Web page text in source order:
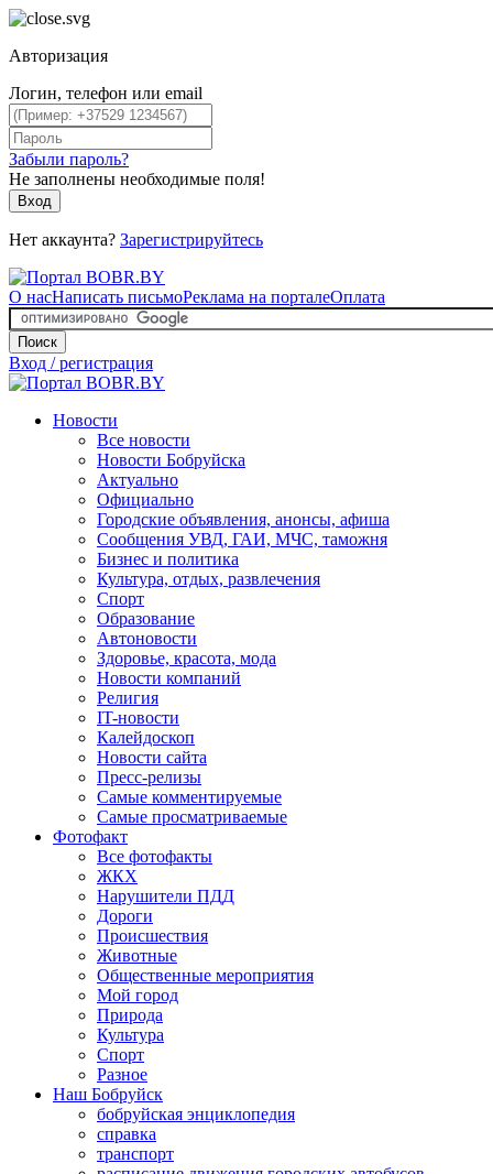
Авторизация
Логин, телефон или email
Забыли пароль?
Не заполнены необходимые поля!
Вход
Нет аккаунта? Зарегистрируйтесь
О насНаписать письмоРеклама на порталеОплата
Поиск
Вход / регистрация
Новости
Все новости
Новости Бобруйска
Актуально
Официально
Городские объявления, анонсы, афиша
Сообщения УВД, ГАИ, МЧС, таможня
Бизнес и политика
Культура, отдых, развлечения
Спорт
Образование
Автоновости
Здоровье, красота, мода
Новости компаний
Религия
IT-новости
Калейдоскоп
Новости сайта
Пресс-релизы
Самые комментируемые
Самые просматриваемые
Фотофакт
Все фотофакты
ЖКХ
Нарушители ПДД
Дороги
Происшествия
Животные
Общественные мероприятия
Мой город
Природа
Культура
Спорт
Разное
Наш Бобруйск
бобруйская энциклопедия
справка
транспорт